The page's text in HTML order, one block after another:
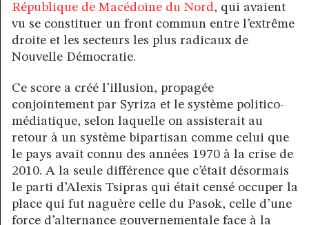
République de Macédoine du Nord, qui avaient
vu se constituer un front commun entre l’extrême
droite et les secteurs les plus radicaux de
Nouvelle Démocratie.
Ce score a créé l’illusion, propagée
conjointement par Syriza et le système politico-
médiatique, selon laquelle on assisterait au
retour à un système bipartisan comme celui que
le pays avait connu des années 1970 à la crise de
2010. A la seule différence que c’était désormais
le parti d’Alexis Tsipras qui était censé occuper la
place qui fut naguère celle du Pasok, celle d’une
force d’alternance gouvernementale face à la